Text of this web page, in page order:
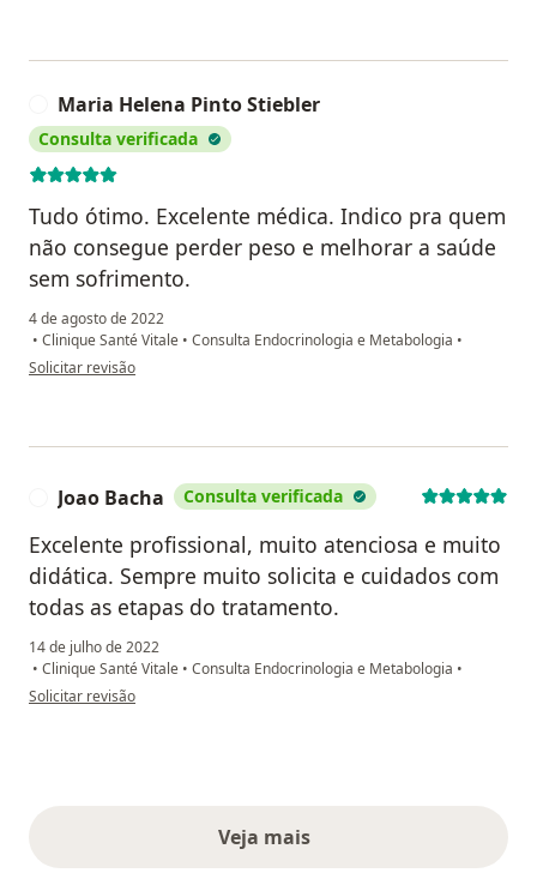
Maria Helena Pinto Stiebler
Consulta verificada
Tudo ótimo. Excelente médica. Indico pra quem
não consegue perder peso e melhorar a saúde
sem sofrimento.
4 de agosto de 2022
• Clinique Santé Vitale • Consulta Endocrinologia e Metabologia •
na opinião do utilizador Maria Helena Pinto Stiebler
Solicitar revisão
Joao Bacha Consulta verificada
Excelente profissional, muito atenciosa e muito
didática. Sempre muito solicita e cuidados com
todas as etapas do tratamento.
14 de julho de 2022
• Clinique Santé Vitale • Consulta Endocrinologia e Metabologia •
na opinião do utilizador Joao Bacha
Solicitar revisão
Veja maisopiniões acima